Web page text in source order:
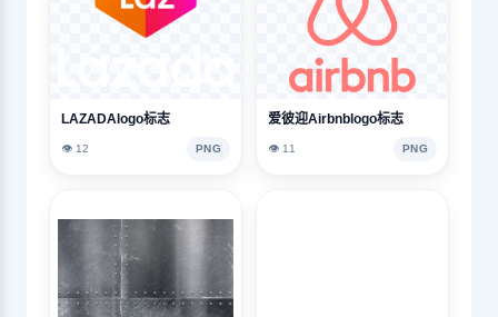
LAZADAlogo标志
👁️ 12 PNG
爱彼迎Airbnblogo标志
👁️ 11 PNG